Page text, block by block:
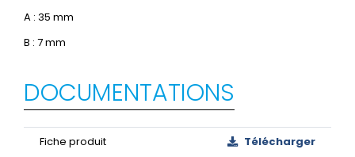
A : 35 mm
B : 7 mm
DOCUMENTATIONS
Fiche produit Télécharger